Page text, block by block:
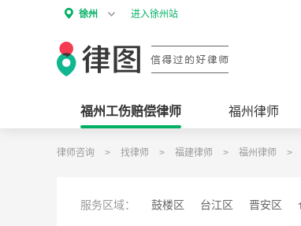
徐州 进入徐州站
福州工伤赔偿律师 福州律师
律师咨询 > 找律师 > 福建律师 > 福州律师 >
服务区域： 鼓楼区 台江区 晋安区